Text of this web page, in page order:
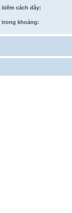
cách đây:
khoảng: